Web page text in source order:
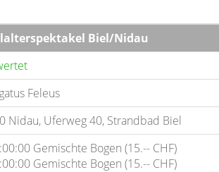
Biel/Nidau
Feleus
Nidau, Uferweg 40, Strandbad Biel
Gemischte Bogen (15.-- CHF)
Gemischte Bogen (15.-- CHF)